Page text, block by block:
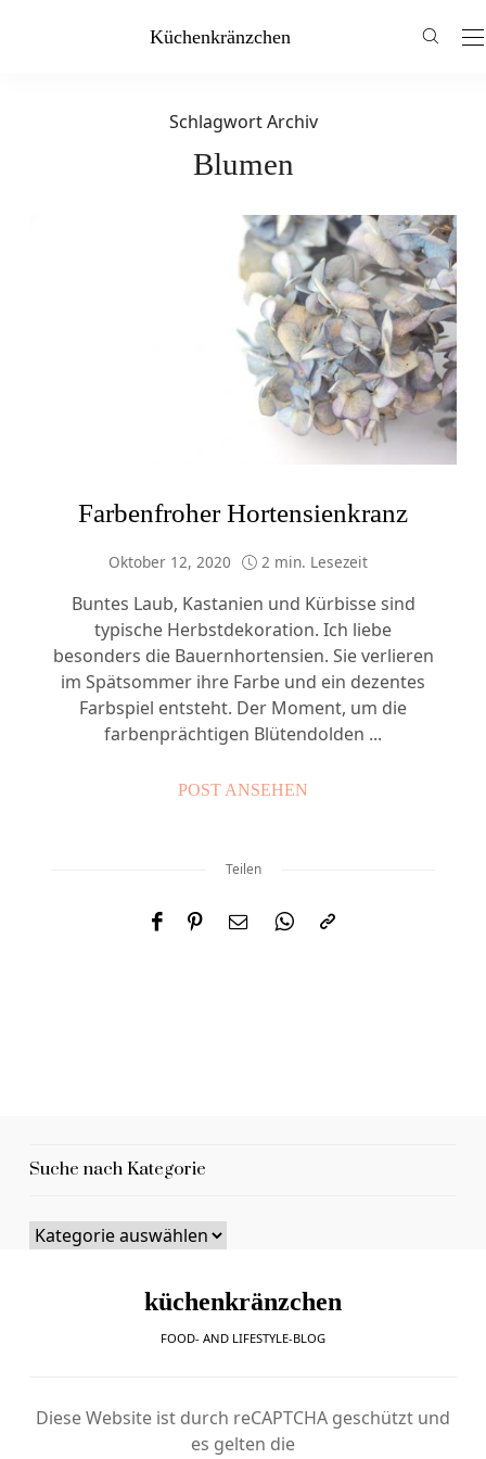
Küchenkränzchen
Schlagwort Archiv
Blumen
Farbenfroher Hortensienkranz
Oktober 12, 2020 2 min. Lesezeit
Buntes Laub, Kastanien und Kürbisse sind
typische Herbstdekoration. Ich liebe
besonders die Bauernhortensien. Sie verlieren
im Spätsommer ihre Farbe und ein dezentes
Farbspiel entsteht. Der Moment, um die
farbenprächtigen Blütendolden ...
POST ANSEHEN
Teilen
Suche nach Kategorie
küchenkränzchen
FOOD- AND LIFESTYLE-BLOG
Diese Website ist durch reCAPTCHA geschützt und
es gelten die